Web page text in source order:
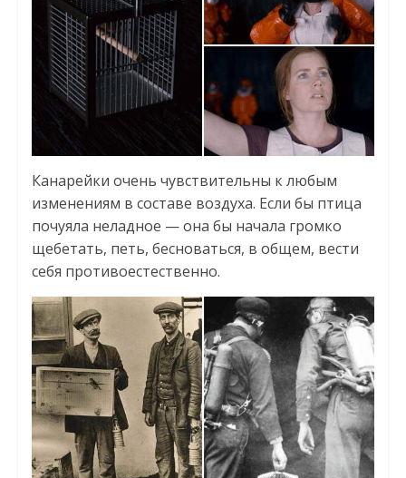
Канарейки очень чувствительны к любым
изменениям в составе воздуха. Если бы птица
почуяла неладное — она бы начала громко
щебетать, петь, бесноваться, в общем, вести
себя противоестественно.